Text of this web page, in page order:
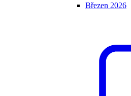
Březen 2026